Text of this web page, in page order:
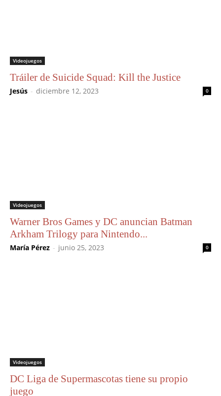
Videojuegos
Tráiler de Suicide Squad: Kill the Justice
Jesús - diciembre 12, 2023 0
Videojuegos
Warner Bros Games y DC anuncian Batman
Arkham Trilogy para Nintendo...
María Pérez - junio 25, 2023 0
Videojuegos
DC Liga de Supermascotas tiene su propio
juego